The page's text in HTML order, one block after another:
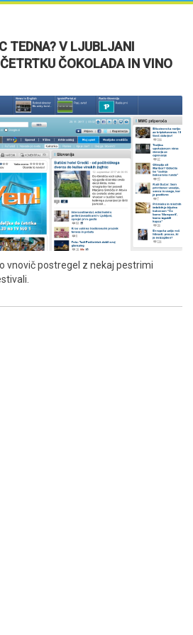
TEDNA? V LJUBLJANI
ČOKOLADA IN VINO
vnovič postregel z nekaj pestrimi